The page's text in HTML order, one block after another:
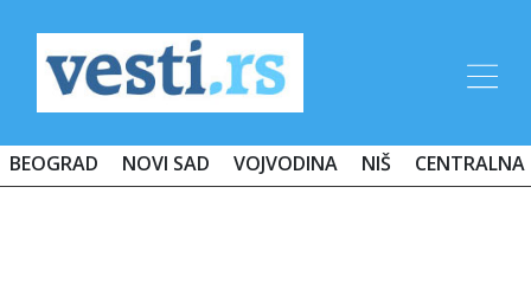
BEOGRAD NOVI SAD VOJVODINA NIŠ CENTRALNA